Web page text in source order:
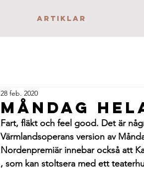
Artiklar
Måndag
28 feb. 2020
Fart, fläkt och feel good. Det är
Värmlandsoperans version av
Nordenpremiär innebar också att
, som kan stoltsera med ett